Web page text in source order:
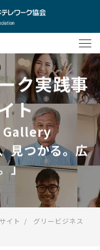
ク実践事
ト
見つかる。広
」
イト
グリービジネス